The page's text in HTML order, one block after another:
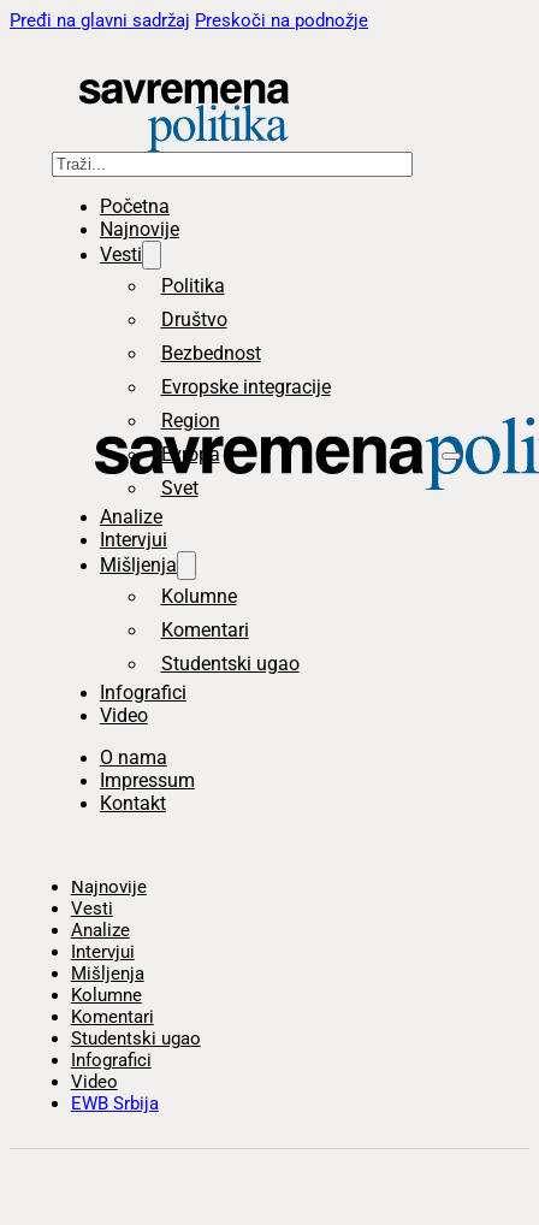
Pređi na glavni sadržaj Preskoči na podnožje
Pretraga
Početna
Najnovije
Vesti
Politika
Društvo
Bezbednost
Evropske integracije
Region
Evropa
Svet
Analize
Intervjui
Mišljenja
Kolumne
Komentari
Studentski ugao
Infografici
Video
O nama
Impressum
Kontakt
Najnovije
Vesti
Analize
Intervjui
Mišljenja
Kolumne
Komentari
Studentski ugao
Infografici
Video
EWB Srbija